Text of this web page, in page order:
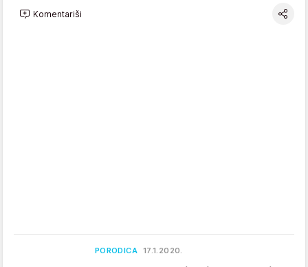
Komentariši
PORODICA 17.1.2020.